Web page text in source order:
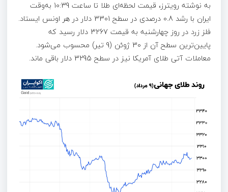
به نوشته رویترز، قیمت لحظه‌ای طلا تا ساعت 10:39 به‌وقت
ایران با رشد 0.8 درصدی در سطح 3301 دلار در هر اونس ایستاد.
فلز زرد در روز چهارشنبه به قیمت 3267 دلار رسید که
پایین‌ترین سطح آن از 30 ژوئن (9 تیر) محسوب می‌شود.
معاملات آتی طلای آمریکا نیز در سطح 3295 دلار باقی ماند.